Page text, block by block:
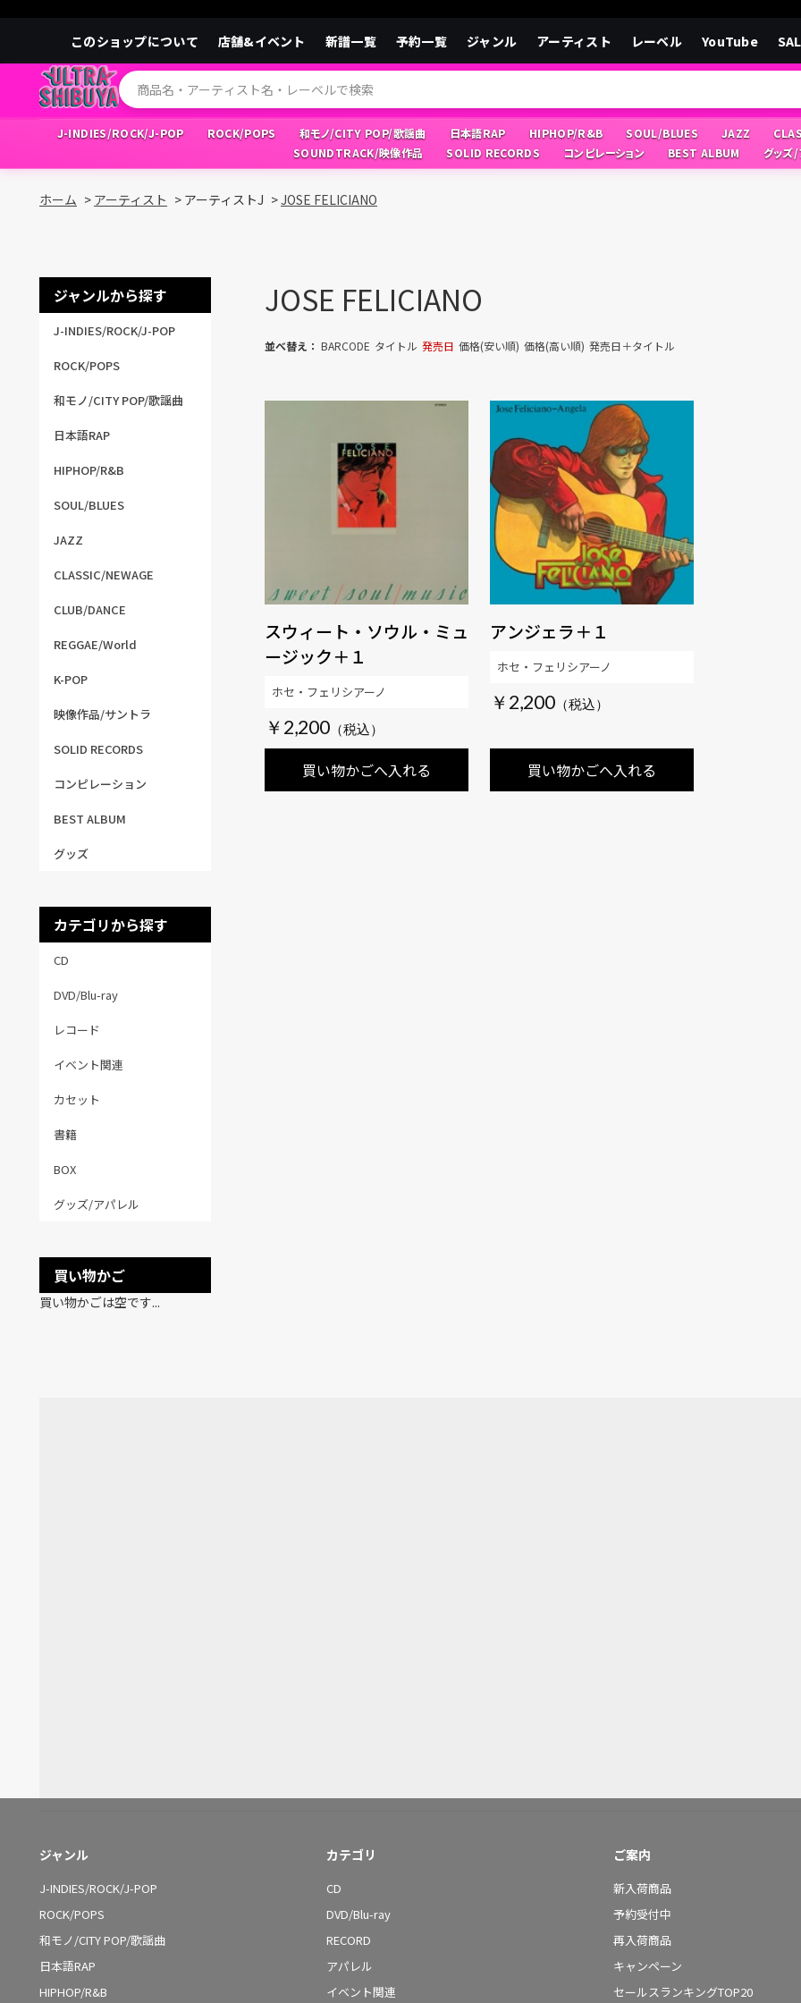
このショップについて 店舗&イベント 新譜一覧 予約一覧 ジャンル アーティスト レーベル YouTube
J-INDIES/ROCK/J-POP ROCK/POPS 和モノ/CITY POP/歌謡曲 日本語RAP HIPHOP/R&B SOUL/BLUES JAZZ
SOUNDTRACK/映像作品
SOLID RECORDS コンピレーション BEST ALBUM グッズ
ホーム > アーティスト > アーティストJ >JOSE FELICIANO
ジャンルから探す
J-INDIES/ROCK/J-POP
ROCK/POPS
和モノ/CITY POP/歌謡曲
日本語RAP
HIPHOP/R&B
SOUL/BLUES
JAZZ
CLASSIC/NEWAGE
CLUB/DANCE
REGGAE/World
K-POP
映像作品/サントラ
SOLID RECORDS
コンピレーション
BEST ALBUM
グッズ
カテゴリから探す
CD
DVD/Blu-ray
レコード
イベント関連
カセット
書籍
BOX
グッズ/アパレル
買い物かご
買い物かごは空です...
JOSE FELICIANO
並べ替え： BARCODE タイトル 発売日 価格(安い順) 価格(高い順) 発売日＋タイトル
スウィート・ソウル・ミュ
ージック＋１
￥2,200
買い物かごへ入れる
ホセ・フェリシアーノ
アンジェラ＋１
￥2,200
買い物かごへ入れる
ホセ・フェリシアーノ
ジャンル
J-INDIES/ROCK/J-POP
ROCK/POPS
和モノ/CITY POP/歌謡曲
日本語RAP
HIPHOP/R&B
カテゴリ
CD
DVD/Blu-ray
RECORD
アパレル
イベント関連
ご案内
新入荷商品
予約受付中
再入荷商品
キャンペーン
セールスランキングTOP20